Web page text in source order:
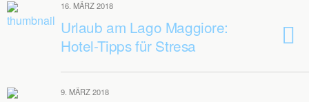
16. MÄRZ 2018
Urlaub am Lago Maggiore:
Hotel-Tipps für Stresa
9. MÄRZ 2018